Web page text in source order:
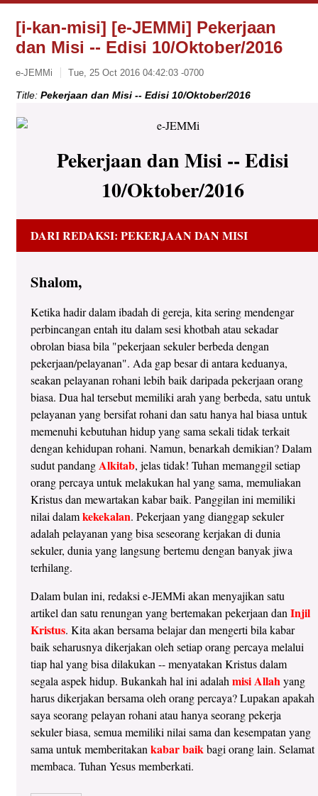
[i-kan-misi] [e-JEMMi] Pekerjaan
dan Misi -- Edisi 10/Oktober/2016
e-JEMMi Tue, 25 Oct 2016 04:42:03 -0700
Title:Pekerjaan dan Misi -- Edisi 10/Oktober/2016
Pekerjaan dan Misi -- Edisi
10/Oktober/2016
DARI REDAKSI: PEKERJAAN DAN MISI
Shalom,
Ketika hadir dalam ibadah di gereja, kita sering mendengar
perbincangan entah itu dalam sesi khotbah atau sekadar
obrolan biasa bila "pekerjaan sekuler berbeda dengan
pekerjaan/pelayanan". Ada gap besar di antara keduanya,
seakan pelayanan rohani lebih baik daripada pekerjaan orang
biasa. Dua hal tersebut memiliki arah yang berbeda, satu untuk
pelayanan yang bersifat rohani dan satu hanya hal biasa untuk
memenuhi kebutuhan hidup yang sama sekali tidak terkait
dengan kehidupan rohani. Namun, benarkah demikian? Dalam
sudut pandang Alkitab, jelas tidak! Tuhan memanggil setiap
orang percaya untuk melakukan hal yang sama, memuliakan
Kristus dan mewartakan kabar baik. Panggilan ini memiliki
nilai dalamkekekalan. Pekerjaan yang dianggap sekuler
adalah pelayanan yang bisa seseorang kerjakan di dunia
sekuler, dunia yang langsung bertemu dengan banyak jiwa
terhilang.
Dalam bulan ini, redaksi e-JEMMi akan menyajikan satu
artikel dan satu renungan yang bertemakan pekerjaan danInjil
Kristus. Kita akan bersama belajar dan mengerti bila kabar
baik seharusnya dikerjakan oleh setiap orang percaya melalui
tiap hal yang bisa dilakukan -- menyatakan Kristus dalam
segala aspek hidup. Bukankah hal ini adalahmisi Allahyang
harus dikerjakan bersama oleh orang percaya? Lupakan apakah
saya seorang pelayan rohani atau hanya seorang pekerja
sekuler biasa, semua memiliki nilai sama dan kesempatan yang
sama untuk memberitakankabar baikbagi orang lain. Selamat
membaca. Tuhan Yesus memberkati.